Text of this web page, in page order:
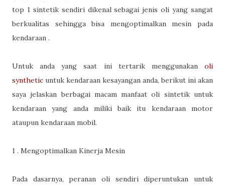
top 1 sintetik sendiri dikenal sebagai jenis oli yang sangat
berkualitas sehingga bisa mengoptimalkan mesin pada
kendaraan .
Untuk anda yang saat ini tertarik menggunakan oli
synthetic untuk kendaraan kesayangan anda, berikut ini akan
saya jelaskan berbagai macam manfaat oli sintetik untuk
kendaraan yang anda miliki baik itu kendaraan motor
ataupun kendaraan mobil.
1 . Mengoptimalkan Kinerja Mesin
Pada dasarnya, peranan oli sendiri diperuntukan untuk